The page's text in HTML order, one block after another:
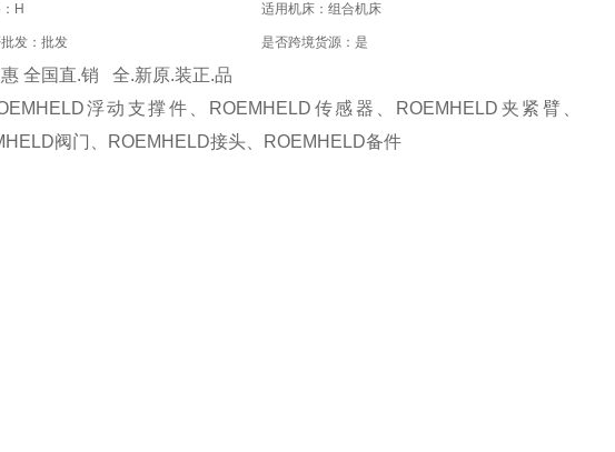
H 适用机床：组合机床
发：批发 是否跨境货源：是
全国直.销 全.新原.装正.品
浮动支撑件、ROEMHELD传感器、ROEMHELD夹紧臂、
阀门、ROEMHELD接头、ROEMHELD备件